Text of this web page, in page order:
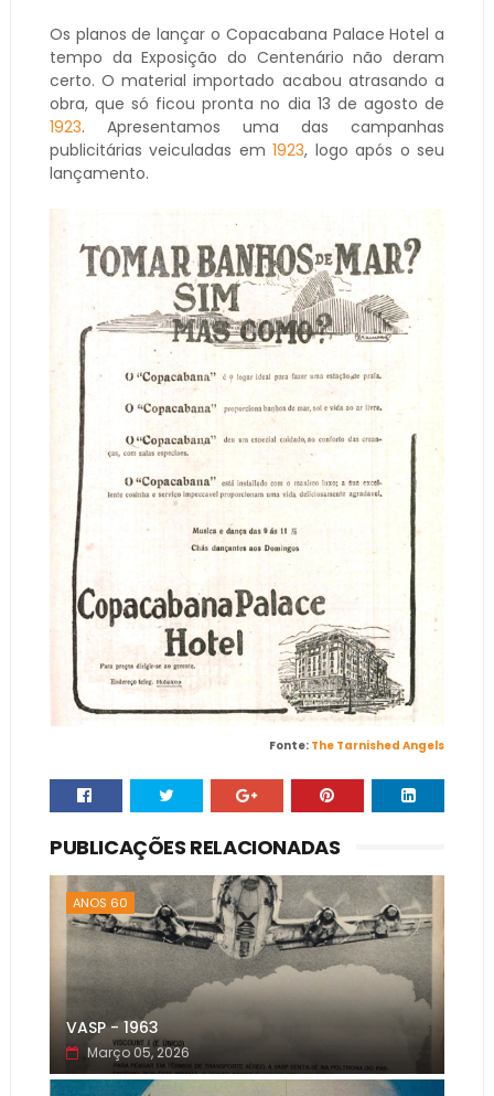
Os planos de lançar o Copacabana Palace Hotel a
tempo da Exposição do Centenário não deram
certo. O material importado acabou atrasando a
obra, que só ficou pronta no dia 13 de agosto de
1923. Apresentamos uma das campanhas
publicitárias veiculadas em1923, logo após o seu
lançamento.
Fonte: The Tarnished Angels
PUBLICAÇÕES RELACIONADAS
ANOS 60
VASP - 1963
Março 05, 2026